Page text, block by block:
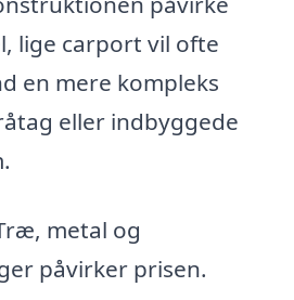
lige carport vil ofte
en mere kompleks
eller indbyggede
metal og
påvirker prisen.